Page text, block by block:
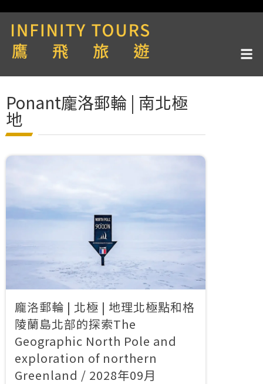
Ponant龐洛郵輪 | 南北極
地
龐洛郵輪 | 北極 | 地理北極點和格
陵蘭島北部的探索The
Geographic North Pole and
exploration of northern
Greenland / 2028年09月